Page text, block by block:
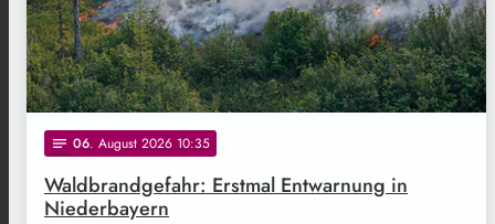
notes 06. August 2026 10:35
Waldbrandgefahr: Erstmal Entwarnung in
Niederbayern